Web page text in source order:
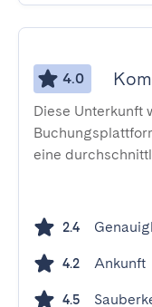
4.0
Diese Unterkunft
eine
2.4
4.2 Ankunft
4.5